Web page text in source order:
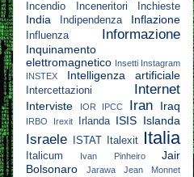
Incendio Inceneritori Inchieste
India Indipendenza Inflazione
Influenza Informazione
Inquinamento
elettromagnetico Insetti Instagram
INSTEX
Intelligenza artificiale
Intercettazioni Internet
Interviste IOR IPCC Iran Iraq
IRBO Irexit Irlanda ISIS Islanda
Israele ISTAT Italexit Italia
Italicum Ivan Pinheiro
Jair
Bolsonaro
Jarawa
Jean Monnet